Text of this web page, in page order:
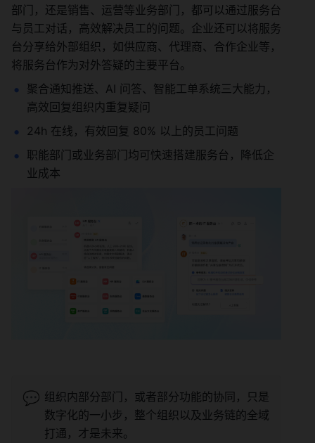
部门，还是销售、运营等业务部门，都可以通过服务台
与员工对话，高效解决员工的问题。企业还可以将服务
台分享给外部组织，如供应商、代理商、合作企业等，
将服务台作为对外答疑的主要平台。
聚合通知推送、AI 问答、智能工单系统三大能力，
高效回复组织内重复疑问
24h 在线，有效回复 80% 以上的员工问题
职能部门或业务部门均可快速搭建服务台，降低企
业成本
💬 组织内部分部门，或者部分功能的协同，只是
数字化的一小步，整个组织以及业务链的全域
打通，才是未来。